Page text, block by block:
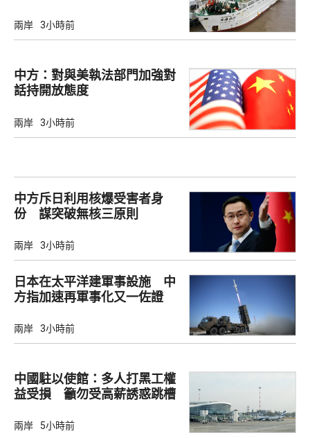
兩岸 3小時前
中方：對與美執法部門加強對
話持開放態度
兩岸 3小時前
中方斥日利用核爆受害者身
份 謀突破無核三原則
兩岸 3小時前
日本在太平洋建軍事設施 中
方指加速再軍事化又一佐證
兩岸 3小時前
中國駐以使館：多人打黑工權
益受損 籲勿受高薪誘惑跳槽
兩岸 5小時前